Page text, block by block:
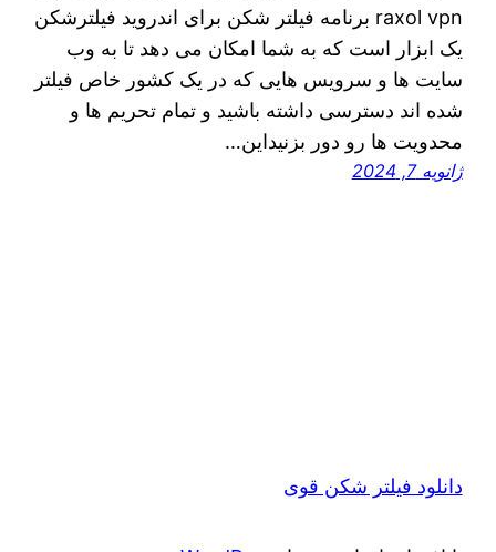
raxol vpn برنامه فیلتر شکن برای اندروید فیلترشکن
یک ابزار است که به شما امکان می دهد تا به وب
سایت ها و سرویس هایی که در یک کشور خاص فیلتر
شده اند دسترسی داشته باشید و تمام تحریم ها و
محدویت ها رو دور بزنیداین…
ژانویه 7, 2024
دانلود فیلتر شکن قوی